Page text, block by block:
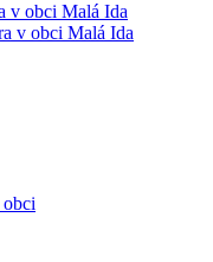
v obci Malá Ida
v obci Malá Ida